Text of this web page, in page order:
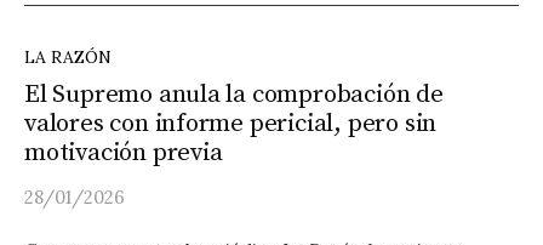
LA RAZÓN
El Supremo anula la comprobación de
valores con informe pericial, pero sin
motivación previa
28/01/2026